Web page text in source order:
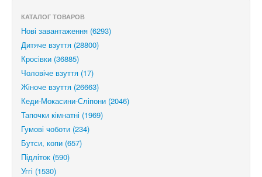
КАТАЛОГ ТОВАРОВ
Нові завантаження (6293)
Дитяче взуття (28800)
Кросівки (36885)
Чоловіче взуття (17)
Жіноче взуття (26663)
Кеди-Мокасини-Сліпони (2046)
Тапочки кімнатні (1969)
Гумові чоботи (234)
Бутси, копи (657)
Підліток (590)
Уггі (1530)